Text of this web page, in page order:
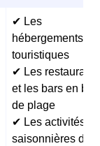
✔ Les
hébergements
touristiques
✔ Les restaurants
et les bars en
de plage
✔ Les activités
saisonnières